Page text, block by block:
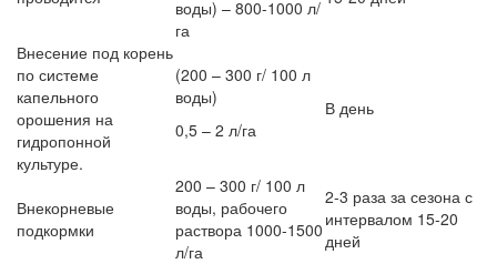
воды) – 800-1000 л/
га
Внесение под корень
по системе
капельного
орошения на
гидропонной
культуре.
(200 – 300 г/ 100 л
воды)
0,5 – 2 л/га
В день
Внекорневые
подкормки
200 – 300 г/ 100 л
воды, рабочего
раствора 1000-1500
л/га
2-3 раза за сезона с
интервалом 15-20
дней